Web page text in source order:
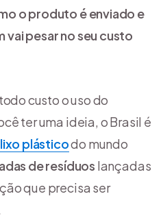
o produto é enviado e
vai pesar no seu custo
custo o uso do
ter uma ideia, o Brasil é
plásticodo mundo
de resíduos lançadas
que precisa ser